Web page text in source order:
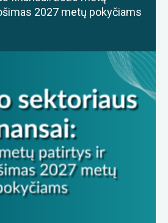
2027 metų pokyčiams